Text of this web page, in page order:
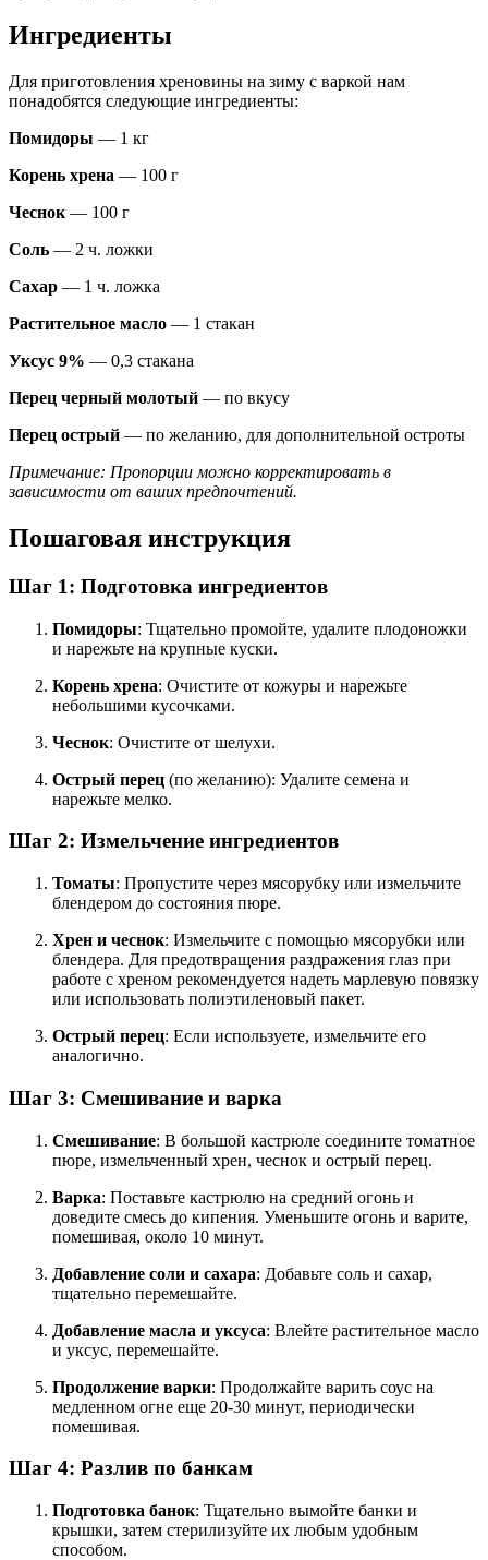
Ингредиенты
Для приготовления хреновины на зиму с варкой нам
понадобятся следующие ингредиенты:
Помидоры — 1 кг
Корень хрена — 100 г
Чеснок — 100 г
Соль — 2 ч. ложки
Сахар — 1 ч. ложка
Растительное масло — 1 стакан
Уксус 9% — 0,3 стакана
Перец черный молотый — по вкусу
Перец острый — по желанию, для дополнительной остроты
Примечание: Пропорции можно корректировать в
зависимости от ваших предпочтений.
Пошаговая инструкция
Шаг 1: Подготовка ингредиентов
Помидоры: Тщательно промойте, удалите плодоножки
и нарежьте на крупные куски.
Корень хрена: Очистите от кожуры и нарежьте
небольшими кусочками.
Чеснок: Очистите от шелухи.
Острый перец (по желанию): Удалите семена и
нарежьте мелко.
Шаг 2: Измельчение ингредиентов
Томаты: Пропустите через мясорубку или измельчите
блендером до состояния пюре.
Хрен и чеснок: Измельчите с помощью мясорубки или
блендера. Для предотвращения раздражения глаз при
работе с хреном рекомендуется надеть марлевую повязку
или использовать полиэтиленовый пакет.
Острый перец: Если используете, измельчите его
аналогично.
Шаг 3: Смешивание и варка
Смешивание: В большой кастрюле соедините томатное
пюре, измельченный хрен, чеснок и острый перец.
Варка: Поставьте кастрюлю на средний огонь и
доведите смесь до кипения. Уменьшите огонь и варите,
помешивая, около 10 минут.
Добавление соли и сахара: Добавьте соль и сахар,
тщательно перемешайте.
Добавление масла и уксуса: Влейте растительное масло
и уксус, перемешайте.
Продолжение варки: Продолжайте варить соус на
медленном огне еще 20-30 минут, периодически
помешивая.
Шаг 4: Разлив по банкам
Подготовка банок: Тщательно вымойте банки и
крышки, затем стерилизуйте их любым удобным
способом.